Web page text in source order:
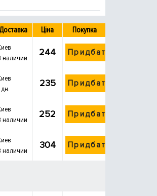
Ціна Покупка
наличии
244 Придбати
дн.
235 Придбати
наличии
252 Придбати
наличии
304 Придбати